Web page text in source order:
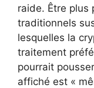
raide. Être plus
traditionnels
lesquelles la
traitement
pourrait
affiché est «